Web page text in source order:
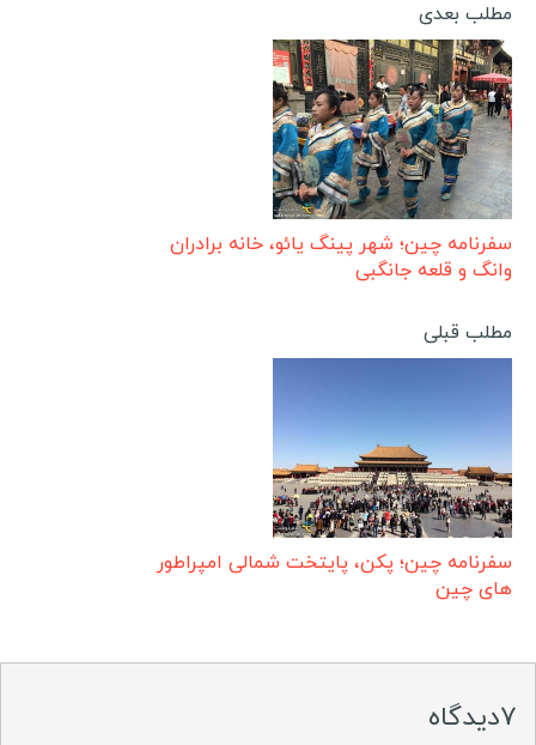
مطلب بعدی
سفرنامه چین؛ شهر پینگ یائو، خانه برادران
وانگ و قلعه جانگبی
مطلب قبلی
سفرنامه چین؛ پکن، پایتخت شمالی امپراطور
های چین
۷دیدگاه